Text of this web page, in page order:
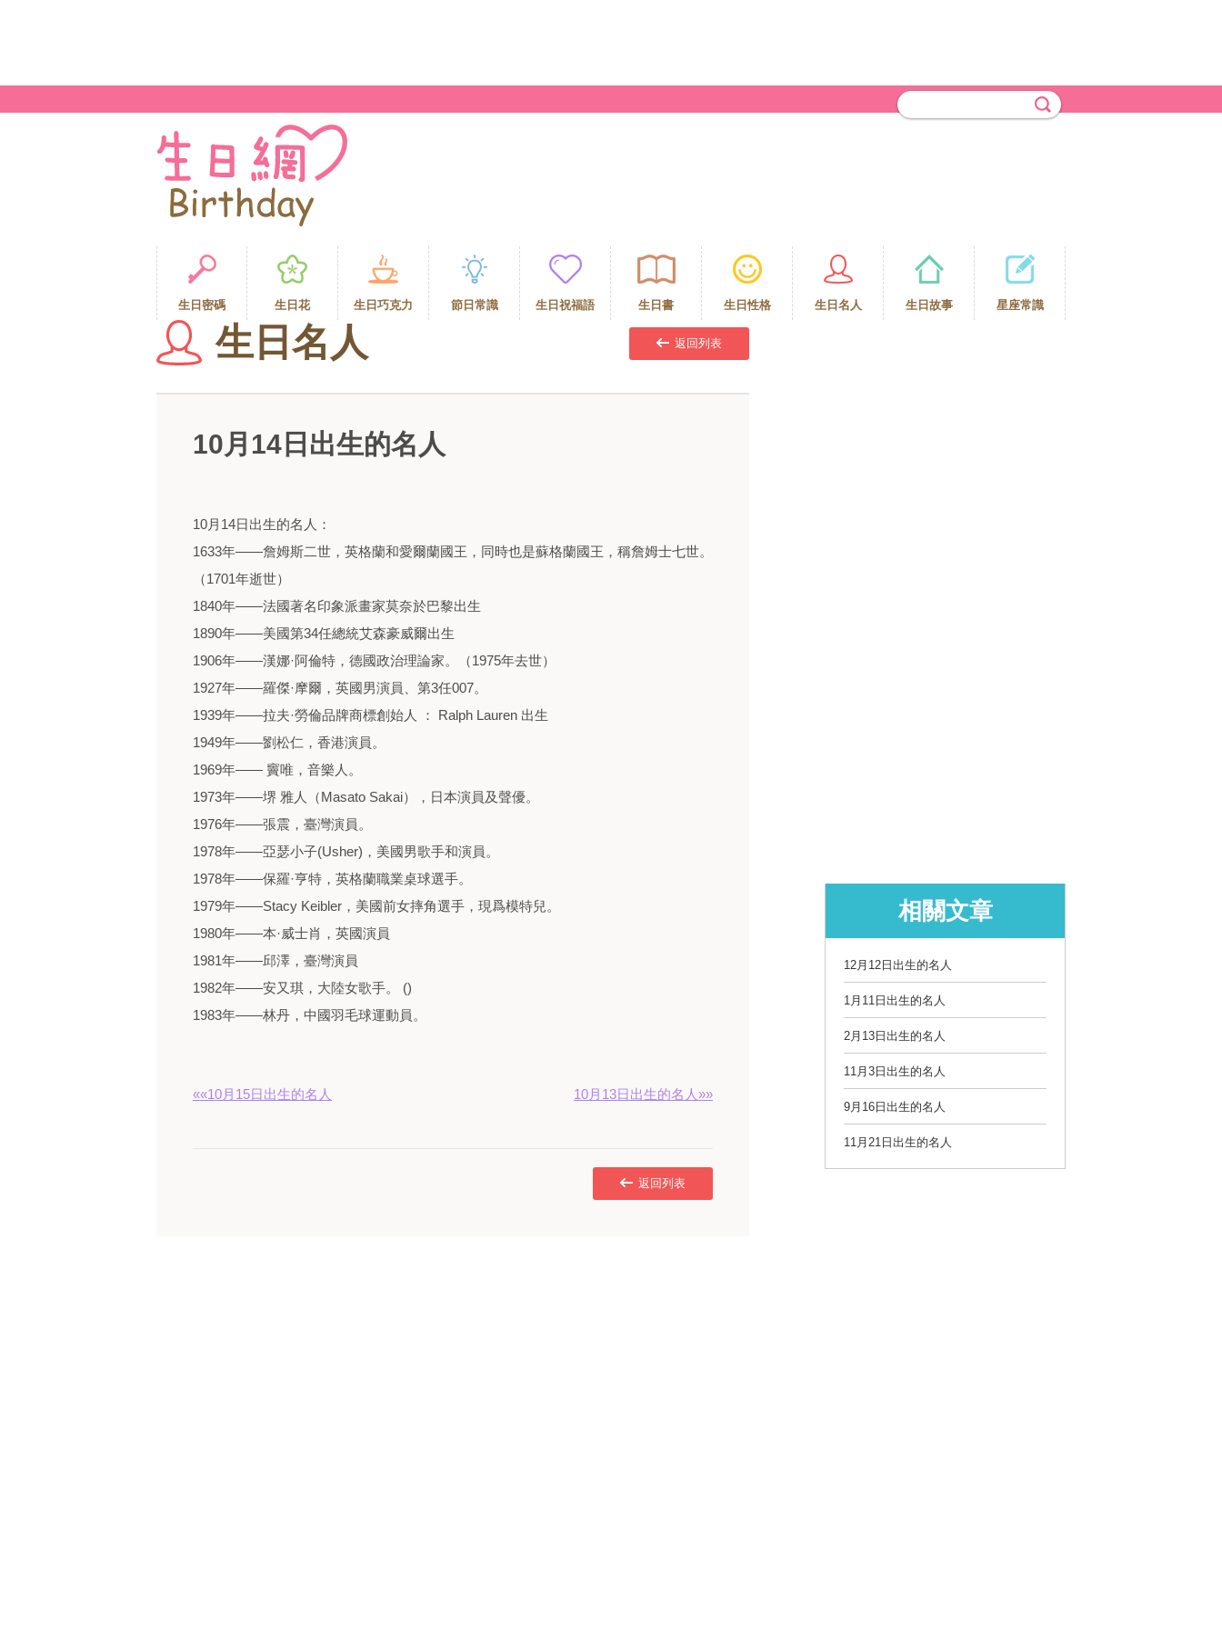
生日密碼 生日花 生日巧克力 節日常識 生日祝福語 生日書 生日性格 生日名人 生日故事 星座常識
生日名人 返回列表
10月14日出生的名人
10月14日出生的名人：
1633年——詹姆斯二世，英格蘭和愛爾蘭國王，同時也是蘇格蘭國王，稱詹姆士七世。
（1701年逝世）
1840年——法國著名印象派畫家莫奈於巴黎出生
1890年——美國第34任總統艾森豪威爾出生
1906年——漢娜·阿倫特，德國政治理論家。（1975年去世）
1927年——羅傑·摩爾，英國男演員、第3任007。
1939年——拉夫·勞倫品牌商標創始人 ： Ralph Lauren 出生
1949年——劉松仁，香港演員。
1969年—— 竇唯，音樂人。
1973年——堺 雅人（Masato Sakai），日本演員及聲優。
1976年——張震，臺灣演員。
1978年——亞瑟小子(Usher)，美國男歌手和演員。
1978年——保羅·亨特，英格蘭職業桌球選手。
1979年——Stacy Keibler，美國前女摔角選手，現爲模特兒。
1980年——本·威士肖，英國演員
1981年——邱澤，臺灣演員
1982年——安又琪，大陸女歌手。 ()
1983年——林丹，中國羽毛球運動員。
««10月15日出生的名人 10月13日出生的名人»»
返回列表
相關文章
12月12日出生的名人
1月11日出生的名人
2月13日出生的名人
11月3日出生的名人
9月16日出生的名人
11月21日出生的名人